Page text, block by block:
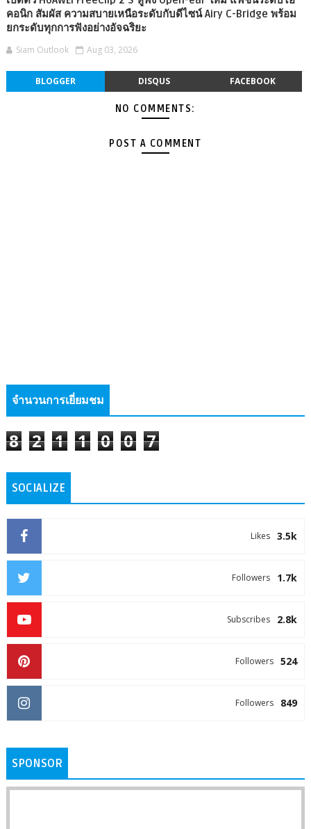
คอนิก สัมผัส ความสบายเหนือระดับกับดีไซน์ Airy C-Bridge พร้อม
ยกระดับทุกการฟังอย่างอัจฉริยะ
Siam Outlook Aug 03, 2026
BLOGGER DISQUS FACEBOOK
NO COMMENTS:
POST A COMMENT
จำนวนการเยี่ยมชม
8 2 1 1 0 0 7
SOCIALIZE
3.5k
Likes
1.7k
Followers
2.8k
Subscribes
524
Followers
849
Followers
SPONSOR